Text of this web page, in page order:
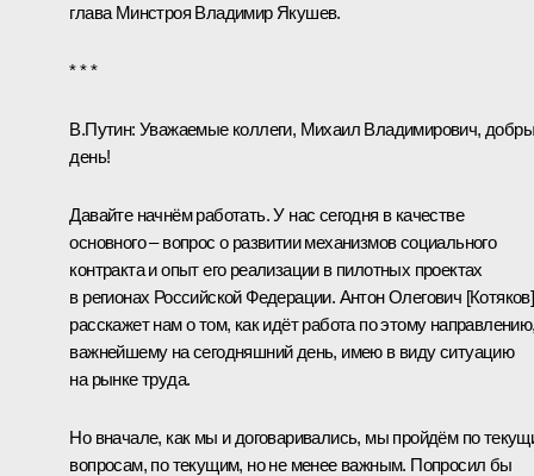
глава Минстроя Владимир Якушев.
* * *
В.Путин: Уважаемые коллеги, Михаил Владимирович,
день!
Давайте начнём работать. У нас сегодня в качестве
основного – вопрос о развитии механизмов социального
контракта и опыт его реализации в пилотных проектах
в регионах Российской Федерации. Антон Олегович [Котяков]
расскажет нам о том, как идёт работа по этому
важнейшему на сегодняшний день, имею в виду ситуацию
на рынке труда.
Но вначале, как мы и договаривались, мы пройдём по
вопросам, по текущим, но не менее важным. Попросил бы